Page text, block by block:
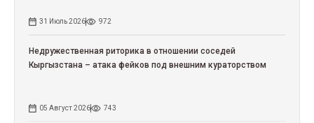
31 Июль 2026 972
Недружественная риторика в отношении соседей
Кыргызстана – атака фейков под внешним кураторством
05 Август 2026 743